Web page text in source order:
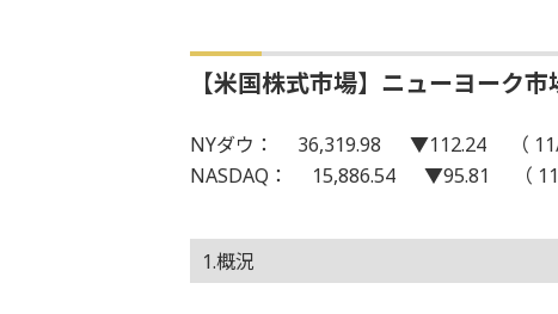
【米国株式市場】ニューヨーク市
NYダウ： 36,319.98 ▼112.24 （ 11/
NASDAQ： 15,886.54 ▼95.81 （ 11/
1.概況